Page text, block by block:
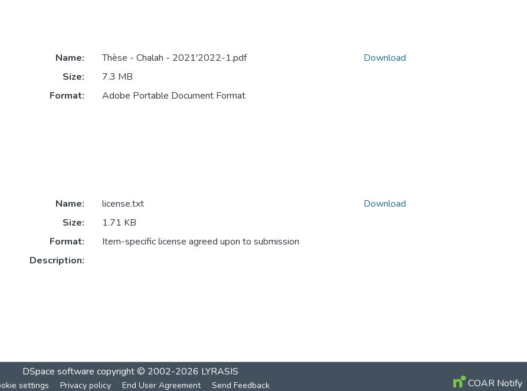
Name:
Thèse - Chalah - 2021'2022-1.pdf
Size:
7.3 MB
Format:
Adobe Portable Document Format
Download
Name:
license.txt
Size:
1.71 KB
Format:
Item-specific license agreed upon to submission
Description:
Download
DSpace software copyright © 2002-2026 LYRASIS
settings Privacy policy End User Agreement Send Feedback COAR Notify